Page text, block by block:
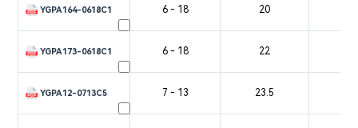
YGPA164-0618C1 6 - 18 20
YGPA173-0618C1 6 - 18 22
YGPA12-0713C5 7 - 13 23.5